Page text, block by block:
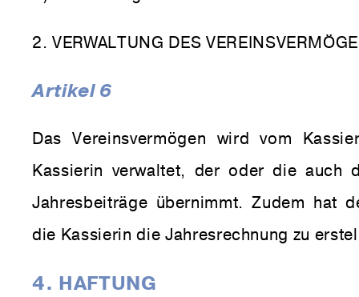
2. VERWALTUNG DES
Artikel 6
Das Vereinsvermögen wird vom
Kassierin verwaltet, der oder die auch
Jahresbeiträge übernimmt. Zudem hat
die Kassierin die Jahresrechnung zu
4. HAFTUNG